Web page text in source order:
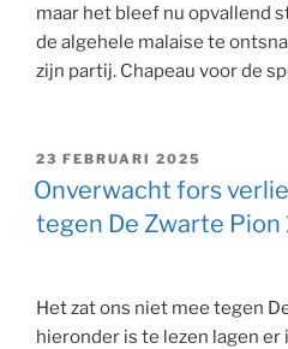
maar het bleef nu opvallend
de algehele malaise te
zijn partij. Chapeau voor de
GEPLAATST
OP
23 FEBRUARI 2025
Onverwacht fors
tegen De Zwarte Pion
Het zat ons niet mee tegen
hieronder is te lezen lagen er